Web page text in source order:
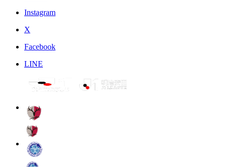
Instagram
X
Facebook
LINE